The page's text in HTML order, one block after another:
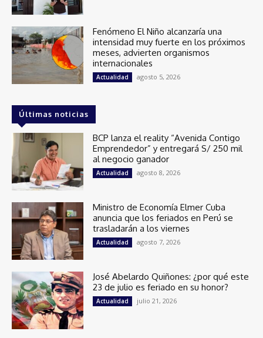
Fenómeno El Niño alcanzaría una
intensidad muy fuerte en los próximos
meses, advierten organismos
internacionales
Actualidad agosto 5, 2026
Últimas noticias
BCP lanza el reality “Avenida Contigo
Emprendedor” y entregará S/ 250 mil
al negocio ganador
Actualidad agosto 8, 2026
Ministro de Economía Elmer Cuba
anuncia que los feriados en Perú se
trasladarán a los viernes
Actualidad agosto 7, 2026
José Abelardo Quiñones: ¿por qué este
23 de julio es feriado en su honor?
Actualidad julio 21, 2026